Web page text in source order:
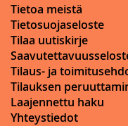
Tietoa meistä
Tietosuojaseloste
Tilaa uutiskirje
Tilaus- ja
Tilauksen
Laajennettu haku
Yhteystiedot